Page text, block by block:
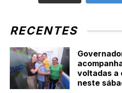
RECENTES
voltadas a
neste